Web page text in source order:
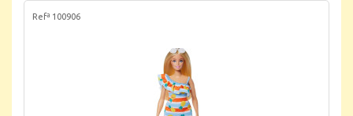
Refª 100906